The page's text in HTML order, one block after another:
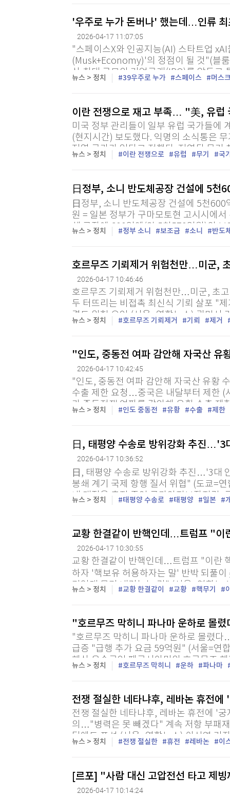
'우주로 누가 돈버나' 했는데…인류
2026-04-17 11:07:05
"스페이스X와 인공지능(AI) 스타트업
(Musk+Economy)'의 정점이 될 것"(블
상 최대 규모의 기업공개(IPO)를 앞두고
는 핵심 기업들을 하나로 묶는 합병 가능
뉴스 > 정치 39우주로 누가 스페이스 머스
이란 전쟁으로 재고 부족… "美, 유럽
미국 정부 관리들이 일부 유럽 국가들에
(현지시간) 보도했다. 익명의 소식통은
지역 국가가 있다고 전했다. 지연된 무기
뉴스 > 정치 이란 전쟁으로 유럽 무기 국
日정부, 소니 반도체공장 건설에 5천
日정부, 소니 반도체공장 건설에 5천
원 = 일본 정부가 구마모토현 고시시에
체 공장에 600억엔(약 5천570억원)의
이 17일 보도했다. 경제산업성은 경제
뉴스 > 정치 정부 소니 보조금 소니 반도
호르무즈 기뢰제거 위험천만…미군,
2026-04-17 10:46:46
호르무즈 기뢰제거 위험천만…미군, 초
두 터뜨리는 비접촉 최신식 기뢰 살포 "
격도 위험 요인 (서울=연합뉴스) 곽민서
기뢰 제거 작전을 시작할 계획이지만, 실
뉴스 > 정치 호르무즈 기뢰제거 기뢰 제거
"인도, 중동전 여파 감안해 자국산 유
2026-04-17 10:42:45
"인도, 중동전 여파 감안해 자국산 유황
수출 제한 요청…중국은 내달부터 제한 (
가 중동전쟁 여파를 감안해 유황 수출 제
17일 전했다. 인도 정부 소식통들은 전
뉴스 > 정치 인도 중동전 유황 수출 제한
日, 태평양 수송로 방위강화 추진…'3
2026-04-17 10:36:52
日, 태평양 수송로 방위강화 추진…'3대
봉쇄 계기 국제 항행 질서 위협" (도쿄=
내 개정을 추진 중인 국가안전보장전략,
보 문서 개정 때 태평양 해상 수송로의
뉴스 > 정치 태평양 수송로 태평양 일본
교황 한결같이 반핵인데…트럼프 "이
2026-04-17 10:30:55
교황 한결같이 반핵인데…트럼프 "이란
하자 '핵보유 허용하자는 말' 반박 되풀
기있게 무기 내려놓는 것" (서울=연합뉴
의 핵무기 보유를 용인한다는 도널드 트
뉴스 > 정치 교황 한결같이 교황 핵무기
"호르무즈 막히니 파나마 운하로 몰
"호르무즈 막히니 파나마 운하로 몰렸
급증 "급행 추가 요금 59억원" (서울=연
해상 운송로인 페르시아만의 호르무즈
로의 우회 통행량이 급증했다고 블룸버
뉴스 > 정치 호르무즈 막히니 운하 파나마
전쟁 절실한 네타냐후, 레바논 휴전
전쟁 절실한 네타냐후, 레바논 휴전에 '
의…"병력은 못 빼겠다" 계속 저항 부패
뒤에도 포성 (서울=연합뉴스) 이신영 기
바논과의 휴전 합의 때문에 다시 정치적
뉴스 > 정치 전쟁 절실한 휴전 레바논 이
[르포] "사람 대신 고압전선 타고 제
2026-04-17 10:14:24